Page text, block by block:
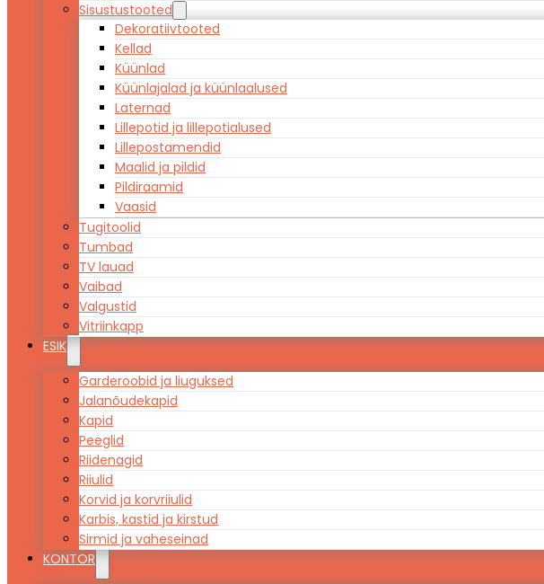
Sisustustooted
Dekoratiivtooted
Kellad
Küünlad
Küünlajalad ja küünlaalused
Laternad
Lillepotid ja lillepotialused
Lillepostamendid
Maalid ja pildid
Pildiraamid
Vaasid
Tugitoolid
Tumbad
TV lauad
Vaibad
Valgustid
Vitriinkapp
ESIK
Garderoobid ja liuguksed
Jalanõudekapid
Kapid
Peeglid
Riidenagid
Riiulid
Korvid ja korvriiulid
Karbis, kastid ja kirstud
Sirmid ja vaheseinad
KONTOR